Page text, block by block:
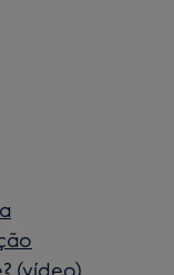
(vídeo)